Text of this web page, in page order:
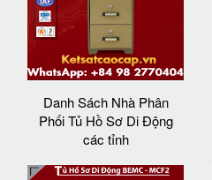
Danh Sách Nhà Phân
Phối Tủ Hồ Sơ Di Động
các tỉnh